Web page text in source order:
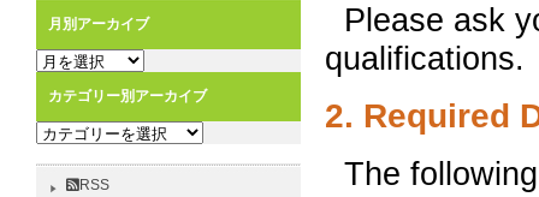
Please ask
qualifications.
2. Required
The
月別アーカイブ
月
ー
カ
イ
カテゴリー別アーカイブ
カ
ゴ
RSS